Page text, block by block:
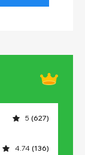
5 (627)
4.74 (136)